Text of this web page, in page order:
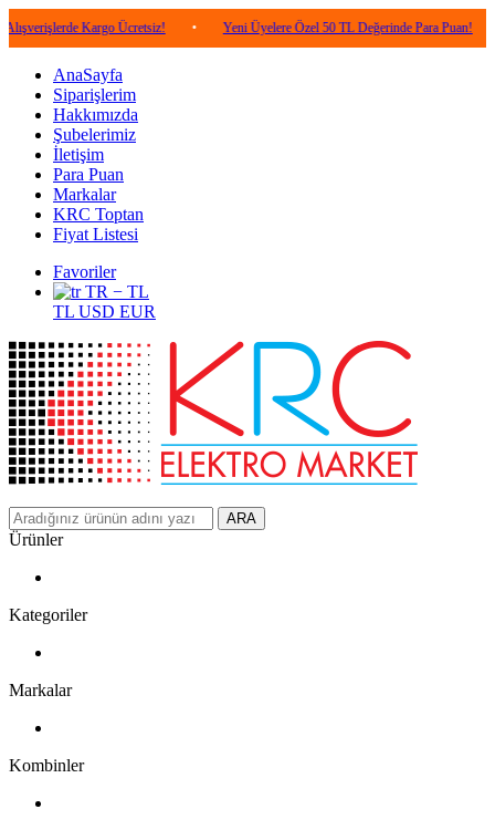
Kargo Ücretsiz! • Yeni Üyelere Özel 50 TL Değerinde Para Puan! •
AnaSayfa
Siparişlerim
Hakkımızda
Şubelerimiz
İletişim
Para Puan
Markalar
KRC Toptan
Fiyat Listesi
Favoriler
TR − TL
TL USD EUR
ARA
Ürünler
Kategoriler
Markalar
Kombinler